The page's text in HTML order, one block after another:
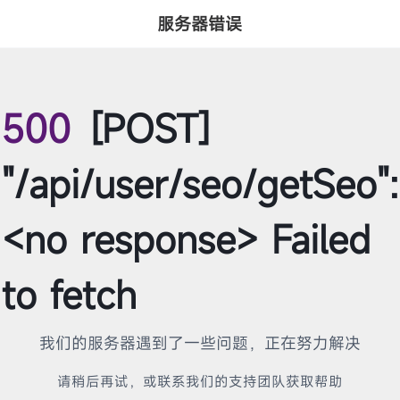
服务器错误
500 [POST]
"/api/user/seo/getSeo":
<no response> Failed
to fetch
我们的服务器遇到了一些问题，正在努力解决
请稍后再试，或联系我们的支持团队获取帮助